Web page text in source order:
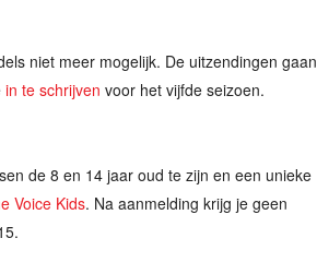
niet meer mogelijk. De uitzendingen gaan
in te schrijven voor het vijfde seizoen.
de 8 en 14 jaar oud te zijn en een unieke
Voice Kids. Na aanmelding krijg je geen